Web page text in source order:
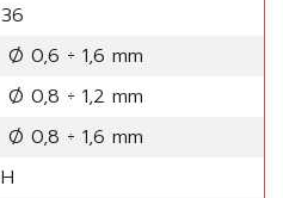
36
Ø 0,6 ÷ 1,6 mm
Ø 0,8 ÷ 1,2 mm
Ø 0,8 ÷ 1,6 mm
H